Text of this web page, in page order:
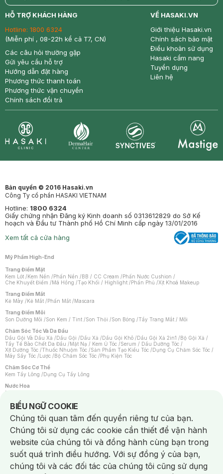
return nowfree price
HỖ TRỢ KHÁCH HÀNG
Hotline: 1800 6324
(Miễn phí , 08-22h kể cả T7, CN)
Các câu hỏi thường gặp
Gửi yêu cầu hỗ trợ
Hướng dẫn đặt hàng
Phương thức thanh toán
Phương thức vận chuyển
Chính sách đổi trả
VỀ HASAKI.VN
Giới thiệu Hasaki.vn
Chính sách bảo mật
Điều khoản sử dụng
Hasaki cẩm nang
Tuyển dụng
Liên hệ
Bản quyền © 2016 Hasaki.vn
Công Ty cổ phần HASAKI VIETNAM
Hotline: 1800 6324
Giấy chứng nhận Đăng ký Kinh doanh số 0313612829 do Sở Kế
hoạch và Đầu tư Thành phố Hồ Chí Minh cấp ngày 13/01/2016
Xem tất cả cửa hàng
Mỹ Phẩm High-End
Trang Điểm Mặt
Kem Lót /Kem Nền /Phấn Nền /BB / CC Cream /Phấn Nước Cushion /
Che Khuyết Điểm /Má Hồng /Tạo Khối / Highlight /Phấn Phủ /Xịt Khoá Makeup
Trang Điểm Mắt
Kẻ Mày /Kẻ Mắt /Phấn Mắt /Mascara
Trang Điểm Môi
Son Dưỡng Môi /Son Kem / Tint /Son Thỏi /Son Bóng /Tẩy Trang Mắt / Môi
Chăm Sóc Tóc Và Da Đầu
Dầu Gội Và Dầu Xả /Dầu Gội /Dầu Xả /Dầu Gội Khô /Dầu Gội Xả 2in1 /Bộ Gội Xả /
Tẩy Tế Bào Chết Da Đầu /Mặt Nạ / Kem Ủ Tóc /Serum / Dầu Dưỡng Tóc /
Xịt Dưỡng Tóc /Thuốc Nhuộm Tóc /Sản Phẩm Tạo Kiểu Tóc /Dụng Cụ Chăm Sóc Tóc /
Máy Sấy Tóc /Lược /Bộ Chăm Sóc Tóc /Phụ Kiện Tóc
Chăm Sóc Cơ Thể
Kem Tẩy Lông /Dụng Cụ Tẩy Lông
Nước Hoa
Nước Hoa Nữ
Chăm Sóc Cá Nhân
Chống Muỗi /Khẩu Trang /Máy Massage/Mặt Nạ Xông Hơi /Nước Rửa Tay/
Sản Phẩm Chăm Sóc Khác /Bàn Chải Đánh Răng /Bàn Chải Điện/
Hỗ Trợ Trắng Răng/Kem Đánh Răng /Máy Tăm Nước/ Nước Súc Miệng/
Tăm / Chỉ Nha Khoa/ Xịt Thơm Miệng / Dung Dịch Vệ Sinh/Dưỡng Vùng Kín/
Khăn Ướt Vệ Sinh Vùng Kín/Băng Vệ Sinh/Tampon/Bọt Cạo Râu /Dao Cạo Râu/
Máy Cạo Râu
Vấn Đề Về Da
Da Dầu / Lỗ Chân Lông To/ Da Khô / Mất Nước/ Da Lão Hóa/ Da Mụn/
Da Nhạy Cảm / Kích Ứng
Da Xỉn Màu Thâm / Nám / Tàn Nhang
BIỂU NGỮ COOKIE
Notice about cookies usage
Chúng tôi quan tâm đến quyền riêng tư của bạn.
Chúng tôi sử dụng các cookie cần thiết để vận hành
website của chúng tôi và đồng hành cùng bạn trong
suốt quá trình điều hướng. Với sự đồng ý của bạn,
chúng tôi và các đối tác của chúng tôi cũng sử dụng